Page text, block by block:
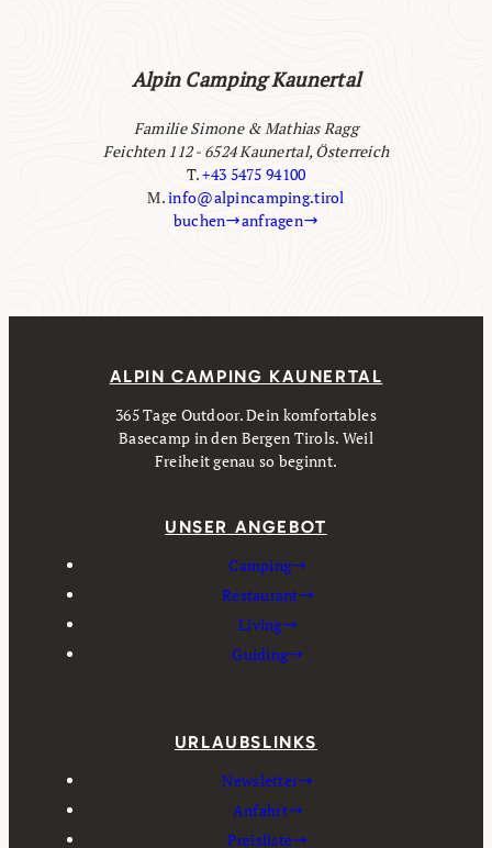
T.+43 5475 94100
M.info@alpincamping.tirol
Alpin Camping Kaunertal
Familie Simone & Mathias Ragg
Feichten 112 - 6524 Kaunertal, Österreich
buchen anfragen
ALPIN CAMPING KAUNERTAL
365 Tage Outdoor. Dein komfortables
Basecamp in den Bergen Tirols. Weil
Freiheit genau so beginnt.
UNSER ANGEBOT
Camping
Restaurant
Living
Guiding
URLAUBSLINKS
Newsletter
Anfahrt
Preisliste